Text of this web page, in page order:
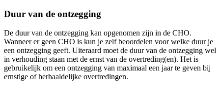
Duur van de ontzegging
De duur van de ontzegging kan opgenomen zijn in de CHO.
Wanneer er geen CHO is kun je zelf beoordelen voor welke duur je
een ontzegging geeft. Uiteraard moet de duur van de ontzegging wel
in verhouding staan met de ernst van de overtreding(en). Het is
gebruikelijk om een ontzegging van maximaal een jaar te geven bij
ernstige of herhaaldelijke overtredingen.